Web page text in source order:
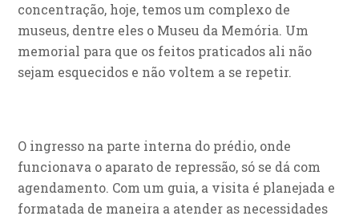
concentração, hoje, temos um complexo de
museus, dentre eles o Museu da Memória. Um
memorial para que os feitos praticados ali não
sejam esquecidos e não voltem a se repetir.
O ingresso na parte interna do prédio, onde
funcionava o aparato de repressão, só se dá com
agendamento. Com um guia, a visita é planejada e
formatada de maneira a atender as necessidades